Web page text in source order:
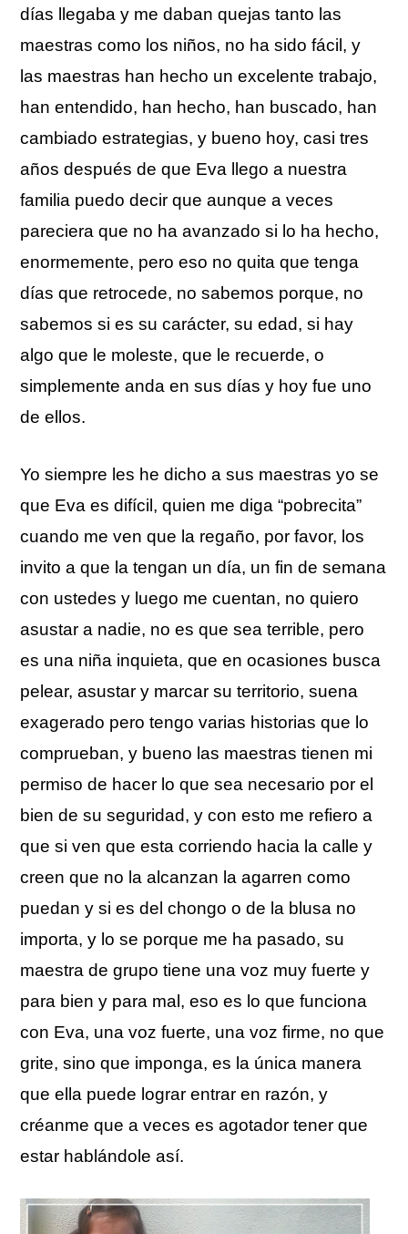
días llegaba y me daban quejas tanto las
maestras como los niños, no ha sido fácil, y
las maestras han hecho un excelente trabajo,
han entendido, han hecho, han buscado, han
cambiado estrategias, y bueno hoy, casi tres
años después de que Eva llego a nuestra
familia puedo decir que aunque a veces
pareciera que no ha avanzado si lo ha hecho,
enormemente, pero eso no quita que tenga
días que retrocede, no sabemos porque, no
sabemos si es su carácter, su edad, si hay
algo que le moleste, que le recuerde, o
simplemente anda en sus días y hoy fue uno
de ellos.
Yo siempre les he dicho a sus maestras yo se
que Eva es difícil, quien me diga “pobrecita”
cuando me ven que la regaño, por favor, los
invito a que la tengan un día, un fin de semana
con ustedes y luego me cuentan, no quiero
asustar a nadie, no es que sea terrible, pero
es una niña inquieta, que en ocasiones busca
pelear, asustar y marcar su territorio, suena
exagerado pero tengo varias historias que lo
comprueban, y bueno las maestras tienen mi
permiso de hacer lo que sea necesario por el
bien de su seguridad, y con esto me refiero a
que si ven que esta corriendo hacia la calle y
creen que no la alcanzan la agarren como
puedan y si es del chongo o de la blusa no
importa, y lo se porque me ha pasado, su
maestra de grupo tiene una voz muy fuerte y
para bien y para mal, eso es lo que funciona
con Eva, una voz fuerte, una voz firme, no que
grite, sino que imponga, es la única manera
que ella puede lograr entrar en razón, y
créanme que a veces es agotador tener que
estar hablándole así.